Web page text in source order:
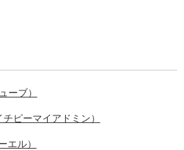
ーブ）
ピーマイアドミン）
エル）